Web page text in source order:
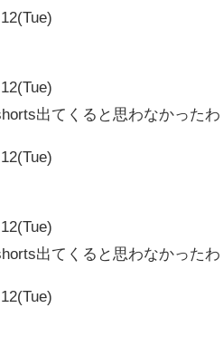
出てくると思わなかったわ
出てくると思わなかったわ